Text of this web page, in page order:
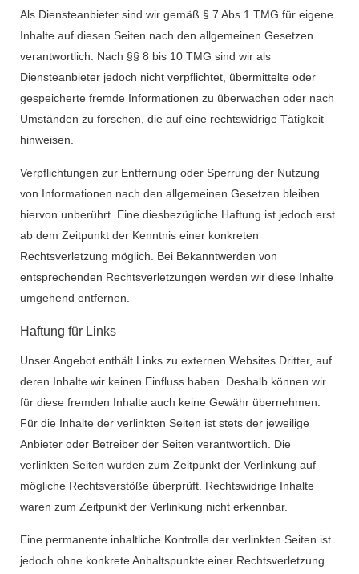
Als Diensteanbieter sind wir gemäß § 7 Abs.1 TMG für eigene
Inhalte auf diesen Seiten nach den allgemeinen Gesetzen
verantwortlich. Nach §§ 8 bis 10 TMG sind wir als
Diensteanbieter jedoch nicht verpflichtet, übermittelte oder
gespeicherte fremde Informationen zu überwachen oder nach
Umständen zu forschen, die auf eine rechtswidrige Tätigkeit
hinweisen.
Verpflichtungen zur Entfernung oder Sperrung der Nutzung
von Informationen nach den allgemeinen Gesetzen bleiben
hiervon unberührt. Eine diesbezügliche Haftung ist jedoch erst
ab dem Zeitpunkt der Kenntnis einer konkreten
Rechtsverletzung möglich. Bei Bekanntwerden von
entsprechenden Rechtsverletzungen werden wir diese Inhalte
umgehend entfernen.
Haftung für Links
Unser Angebot enthält Links zu externen Websites Dritter, auf
deren Inhalte wir keinen Einfluss haben. Deshalb können wir
für diese fremden Inhalte auch keine Gewähr übernehmen.
Für die Inhalte der verlinkten Seiten ist stets der jeweilige
Anbieter oder Betreiber der Seiten verantwortlich. Die
verlinkten Seiten wurden zum Zeitpunkt der Verlinkung auf
mögliche Rechtsverstöße überprüft. Rechtswidrige Inhalte
waren zum Zeitpunkt der Verlinkung nicht erkennbar.
Eine permanente inhaltliche Kontrolle der verlinkten Seiten ist
jedoch ohne konkrete Anhaltspunkte einer Rechtsverletzung